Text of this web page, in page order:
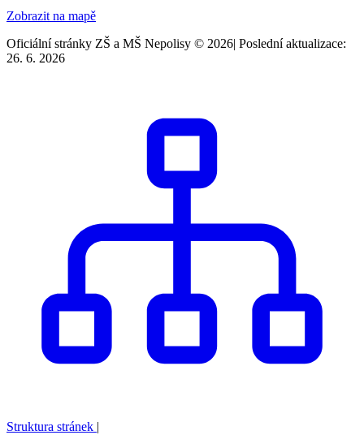
Zobrazit na mapě
Oficiální stránky ZŠ a MŠ Nepolisy © 2026 Poslední aktualizace:
26. 6. 2026
Struktura stránek